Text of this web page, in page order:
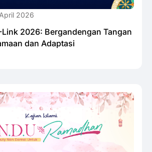
2026
Link 2026: Bergandengan Tangan
dan Adaptasi